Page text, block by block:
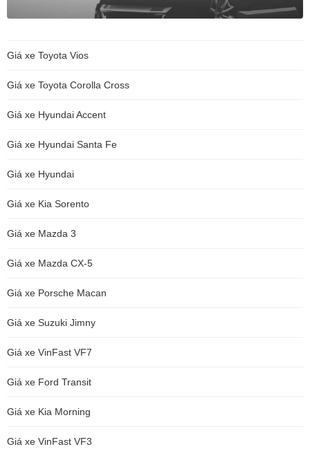
Giá xe Toyota Vios
Giá xe Toyota Corolla Cross
Giá xe Hyundai Accent
Giá xe Hyundai Santa Fe
Giá xe Hyundai
Giá xe Kia Sorento
Giá xe Mazda 3
Giá xe Mazda CX-5
Giá xe Porsche Macan
Giá xe Suzuki Jimny
Giá xe VinFast VF7
Giá xe Ford Transit
Giá xe Kia Morning
Giá xe VinFast VF3